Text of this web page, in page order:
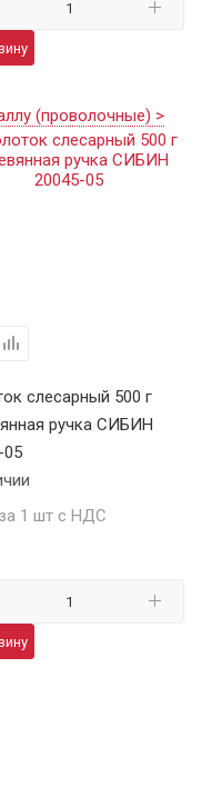
(проволочные) >
слесарный 500 г
ручка СИБИН
05
1 шт с НДС